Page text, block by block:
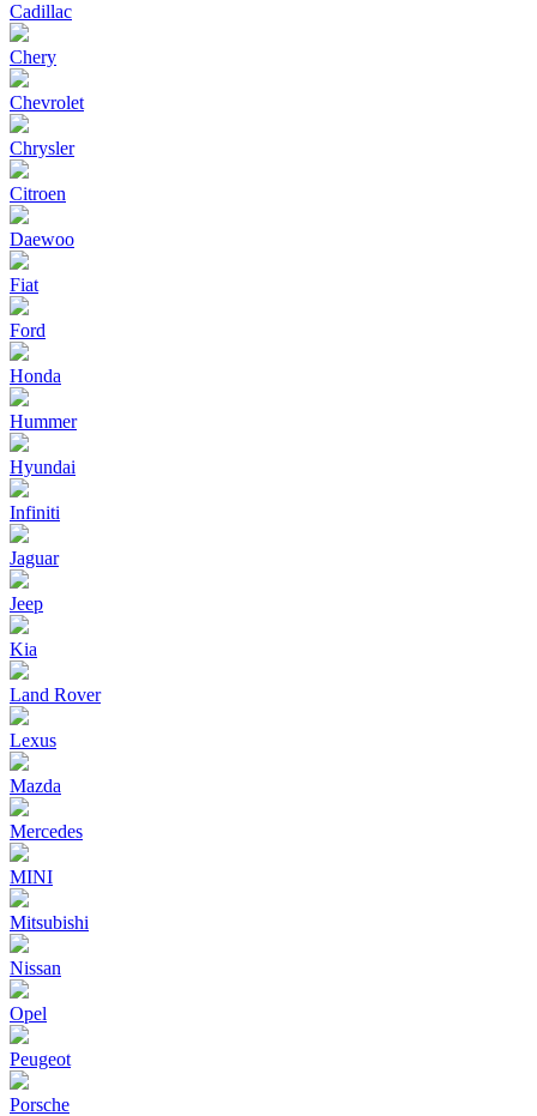
Cadillac
Chery
Chevrolet
Chrysler
Citroen
Daewoo
Fiat
Ford
Honda
Hummer
Hyundai
Infiniti
Jaguar
Jeep
Kia
Land Rover
Lexus
Mazda
Mercedes
MINI
Mitsubishi
Nissan
Opel
Peugeot
Porsche